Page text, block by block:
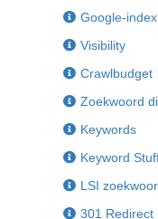
Google-index
Visibility
Crawlbudget
Zoekwoord
Keywords
Keyword
LSI
301 Redirect